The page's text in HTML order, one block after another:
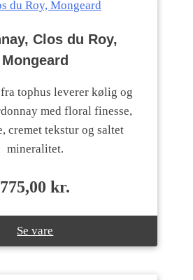
Clos du Roy,
Mongeard
tophus leverer kølig og
med floral finesse,
cremet tekstur og saltet
mineralitet.
775,00kr.
Se vare